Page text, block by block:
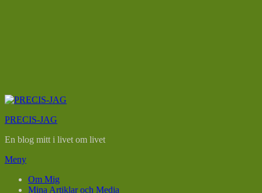
Hoppa
innehåll
PRECIS-JAG
En blog mitt i livet om livet
Meny
Om Mig
Mina Artiklar och Media